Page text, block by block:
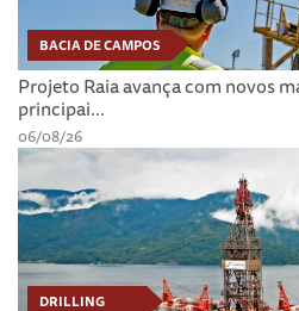
BACIA DE CAMPOS
Projeto Raia avança com novos
principai...
06/08/26
DRILLING